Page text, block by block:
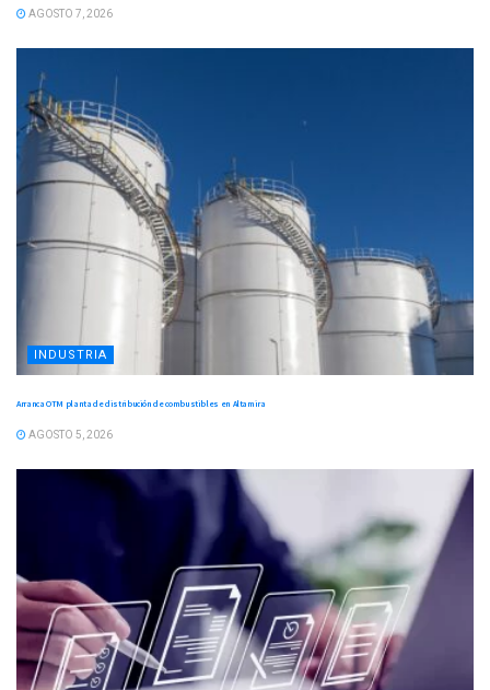
AGOSTO 7, 2026
INDUSTRIA
Arranca OTM planta de distribución de combustibles en Altamira
AGOSTO 5, 2026